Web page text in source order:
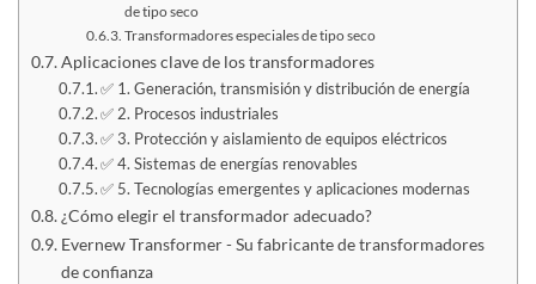
de tipo seco
Transformadores especiales de tipo seco
Aplicaciones clave de los transformadores
✅ 1. Generación, transmisión y distribución de energía
✅ 2. Procesos industriales
✅ 3. Protección y aislamiento de equipos eléctricos
✅ 4. Sistemas de energías renovables
✅ 5. Tecnologías emergentes y aplicaciones modernas
¿Cómo elegir el transformador adecuado?
Evernew Transformer - Su fabricante de transformadores
de confianza